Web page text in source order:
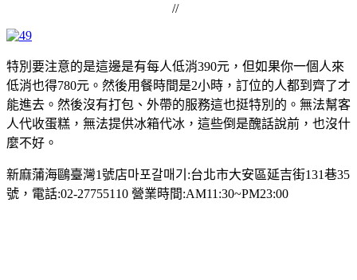
//
特別要注意的是這邊是有每人低消390元，但如果你一個人來
低消也得780元。然後用餐時間是2小時，訂位的人都到齊了才
能進去。然後沒有打包、外帶的服務這也挺特別的。無法幫客
人代收蛋糕，無法提供冰箱代冰，這些倒是醜話說前，也沒什
麼不好。
新麻蒲海鷗臺灣1號店마포갈매기:台北市大安區延吉街131巷35
號，電話:02-27755110 營業時間:AM11:30~PM23:00